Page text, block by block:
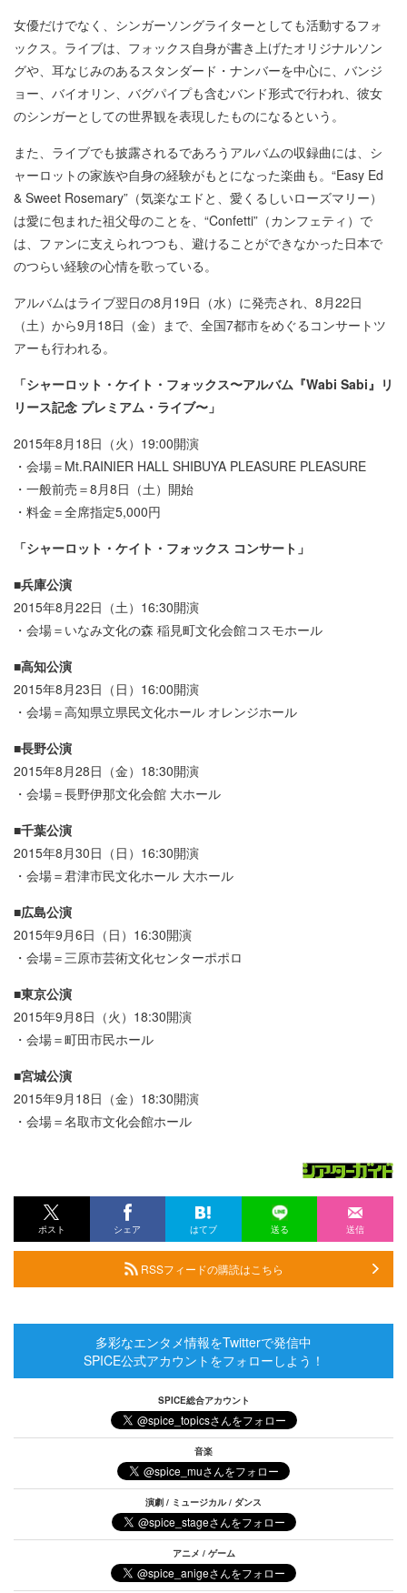
女優だけでなく、シンガーソングライターとしても活動するフォ
ックス。ライブは、フォックス自身が書き上げたオリジナルソン
グや、耳なじみのあるスタンダード・ナンバーを中心に、バンジ
ョー、バイオリン、バグパイプも含むバンド形式で行われ、彼女
のシンガーとしての世界観を表現したものになるという。
また、ライブでも披露されるであろうアルバムの収録曲には、シ
ャーロットの家族や自身の経験がもとになった楽曲も。“Easy Ed
& Sweet Rosemary”（気楽なエドと、愛くるしいローズマリー）
は愛に包まれた祖父母のことを、“Confetti”（カンフェティ）で
は、ファンに支えられつつも、避けることができなかった日本で
のつらい経験の心情を歌っている。
アルバムはライブ翌日の8月19日（水）に発売され、8月22日
（土）から9月18日（金）まで、全国7都市をめぐるコンサートツ
アーも行われる。
「シャーロット・ケイト・フォックス〜アルバム『Wabi Sabi』リ
リース記念 プレミアム・ライブ〜」
2015年8月18日（火）19:00開演
・会場＝Mt.RAINIER HALL SHIBUYA PLEASURE PLEASURE
・一般前売＝8月8日（土）開始
・料金＝全席指定5,000円
「シャーロット・ケイト・フォックス コンサート」
■兵庫公演
2015年8月22日（土）16:30開演
・会場＝いなみ文化の森 稲見町文化会館コスモホール
■高知公演
2015年8月23日（日）16:00開演
・会場＝高知県立県民文化ホール オレンジホール
■長野公演
2015年8月28日（金）18:30開演
・会場＝長野伊那文化会館 大ホール
■千葉公演
2015年8月30日（日）16:30開演
・会場＝君津市民文化ホール 大ホール
■広島公演
2015年9月6日（日）16:30開演
・会場＝三原市芸術文化センターポポロ
■東京公演
2015年9月8日（火）18:30開演
・会場＝町田市民ホール
■宮城公演
2015年9月18日（金）18:30開演
・会場＝名取市文化会館ホール
ポスト シェア はてブ 送る 送信
RSSフィードの購読はこちら
多彩なエンタメ情報をTwitterで発信中
SPICE公式アカウントをフォローしよう！
SPICE総合アカウント
音楽
演劇 / ミュージカル / ダンス
アニメ / ゲーム